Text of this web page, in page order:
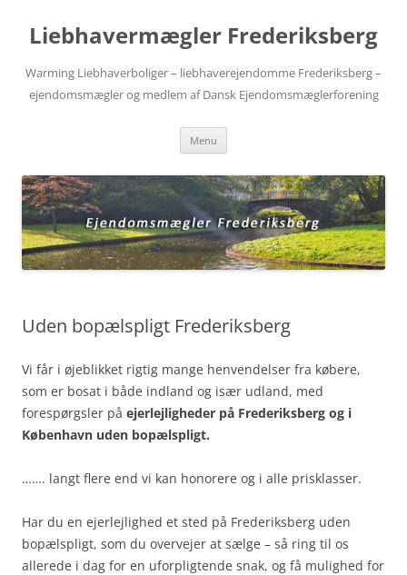
indhold
Liebhavermægler Frederiksberg
Warming Liebhaverboliger – liebhaverejendomme Frederiksberg –
ejendomsmægler og medlem af Dansk Ejendomsmæglerforening
Menu
Uden bopælspligt Frederiksberg
Vi får i øjeblikket rigtig mange henvendelser fra købere,
som er bosat i både indland og især udland, med
forespørgsler på ejerlejligheder på Frederiksberg og i
København uden bopælspligt.
……. langt flere end vi kan honorere og i alle prisklasser.
Har du en ejerlejlighed et sted på Frederiksberg uden
bopælspligt, som du overvejer at sælge – så ring til os
allerede i dag for en uforpligtende snak, og få mulighed for